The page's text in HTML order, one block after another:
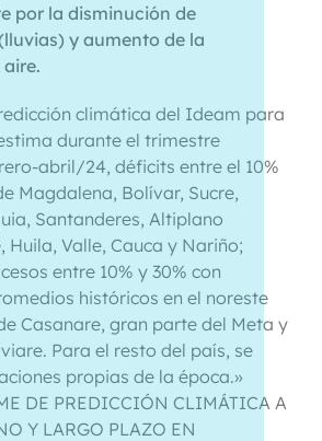
por la disminución de
y aumento de la
climática del Ideam para
durante el trimestre
abril/24, déficits entre el 10%
Magdalena, Bolívar, Sucre,
Santanderes, Altiplano
Huila, Valle, Cauca y Nariño;
entre 10% y 30% con
históricos en el noreste
Casanare, gran parte del Meta y
Para el resto del país, se
propias de la época.»
DE PREDICCIÓN CLIMÁTICA A
Y LARGO PLAZO EN